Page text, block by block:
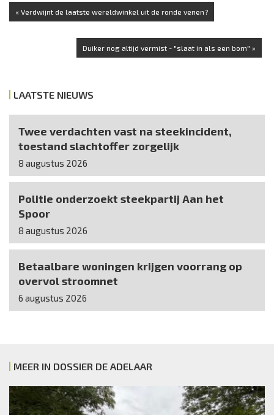
« Verdwijnt de laatste wereldwinkel uit de ronde venen?
Duiker nog altijd vermist - "slaat in als een bom" »
LAATSTE NIEUWS
Twee verdachten vast na steekincident,
toestand slachtoffer zorgelijk
8 augustus 2026
Politie onderzoekt steekpartij Aan het
Spoor
8 augustus 2026
Betaalbare woningen krijgen voorrang op
overvol stroomnet
6 augustus 2026
MEER IN DOSSIER DE ADELAAR